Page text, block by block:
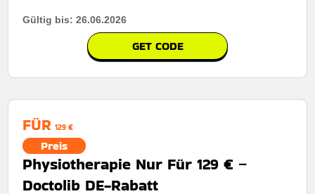
Gültig bis: 26.06.2026
GET CODE
FÜR 129 €
Preis
Physiotherapie Nur Für 129 € –
Doctolib DE-Rabatt